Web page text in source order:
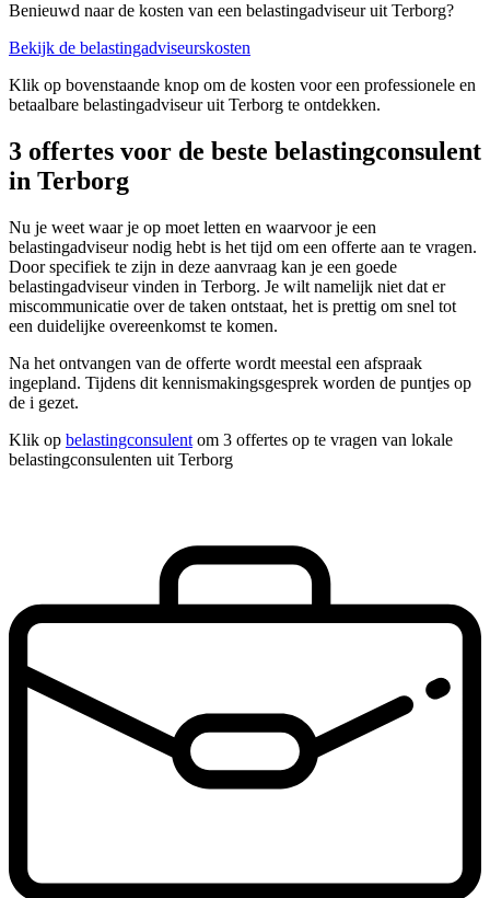
Benieuwd naar de kosten van een belastingadviseur uit Terborg?
Bekijk de belastingadviseurskosten
Klik op bovenstaande knop om de kosten voor een professionele en
betaalbare belastingadviseur uit Terborg te ontdekken.
3 offertes voor de beste belastingconsulent
in Terborg
Nu je weet waar je op moet letten en waarvoor je een
belastingadviseur nodig hebt is het tijd om een offerte aan te vragen.
Door specifiek te zijn in deze aanvraag kan je een goede
belastingadviseur vinden in Terborg. Je wilt namelijk niet dat er
miscommunicatie over de taken ontstaat, het is prettig om snel tot
een duidelijke overeenkomst te komen.
Na het ontvangen van de offerte wordt meestal een afspraak
ingepland. Tijdens dit kennismakingsgesprek worden de puntjes op
de i gezet.
Klik op belastingconsulent om 3 offertes op te vragen van lokale
belastingconsulenten uit Terborg